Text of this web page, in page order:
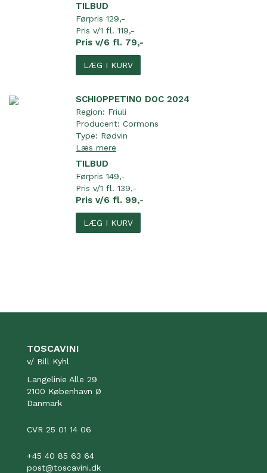
TILBUD
Førpris 129,-
Pris v/1 fl. 119,-
Pris v/6 fl. 79,-
LÆG I KURV
SCHIOPPETINO DOC 2024
Region: Friuli
Producent: Cormons
Type: Rødvin
Læs mere
TILBUD
Førpris 149,-
Pris v/1 fl. 139,-
Pris v/6 fl. 99,-
LÆG I KURV
TOSCAVINI
v/ Bill Kyhl
Langelinie Alle 29
2100 København Ø
Danmark
CVR 25 01 14 06
+45 40 85 63 64
post@toscavini.dk